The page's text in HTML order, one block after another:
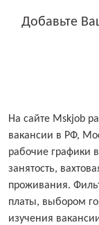
Добавьте
На сайте Mskjob
вакансии в РФ,
рабочие графики
занятость,
проживания.
платы, выбором
изучения